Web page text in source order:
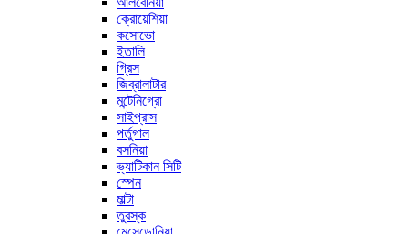
ক্রোয়েশিয়া
কসোভো
ইতালি
গ্রিস
জিব্রালাটার
মন্টেনিগ্রো
সাইপ্রাস
পর্তুগাল
বসনিয়া
ভ্যাটিকান সিটি
স্পেন
মাল্টা
তুরস্ক